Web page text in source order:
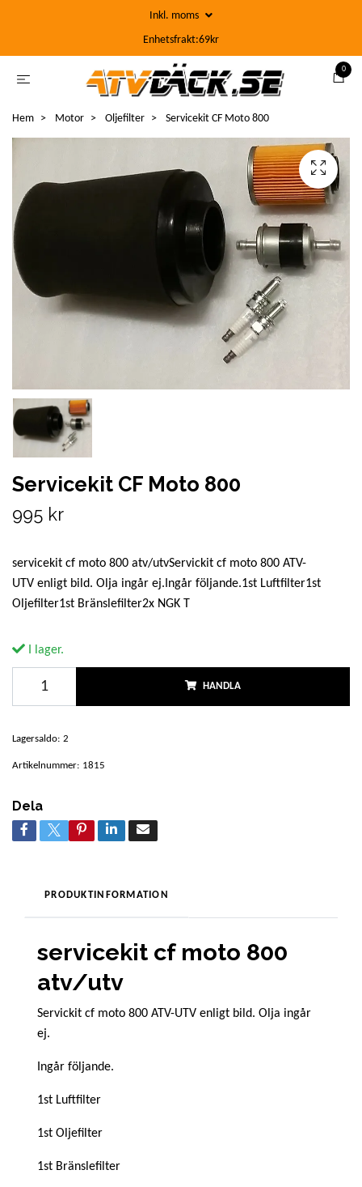
Inkl. moms
Enhetsfrakt:69kr
0
Hem Motor Oljefilter Servicekit CF Moto 800
Servicekit CF Moto 800
995 kr
servicekit cf moto 800 atv/utvServickit cf moto 800 ATV-
UTV enligt bild. Olja ingår ej.Ingår följande.1st Luftfilter1st
Oljefilter1st Bränslefilter2x NGK T
I lager.
HANDLA
Lagersaldo: 2
Artikelnummer: 1815
Dela
PRODUKTINFORMATION
servicekit cf moto 800
atv/utv
Servickit cf moto 800 ATV-UTV enligt bild. Olja ingår
ej.
Ingår följande.
1st Luftfilter
1st Oljefilter
1st Bränslefilter